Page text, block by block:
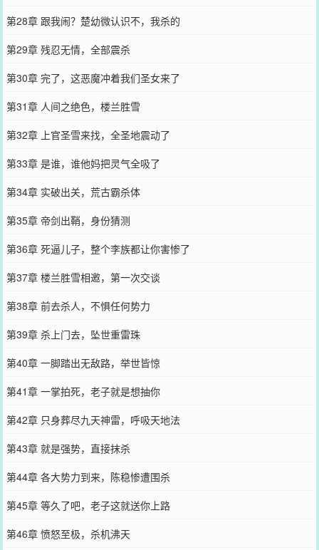
第28章 跟我闹？楚幼微认识不，我杀的
第29章 残忍无情，全部震杀
第30章 完了，这恶魔冲着我们圣女来了
第31章 人间之绝色，楼兰胜雪
第32章 上官圣雪来找，全圣地震动了
第33章 是谁，谁他妈把灵气全吸了
第34章 实破出关，荒古霸杀体
第35章 帝剑出鞘，身份猜测
第36章 死逼儿子，整个李族都让你害惨了
第37章 楼兰胜雪相邀，第一次交谈
第38章 前去杀人，不惧任何势力
第39章 杀上门去，坠世重雷珠
第40章 一脚踏出无敌路，举世皆惊
第41章 一掌拍死，老子就是想抽你
第42章 只身葬尽九天神雷，呼吸天地法
第43章 就是强势，直接抹杀
第44章 各大势力到来，陈稳惨遭围杀
第45章 等久了吧，老子这就送你上路
第46章 愤怒至极，杀机沸天